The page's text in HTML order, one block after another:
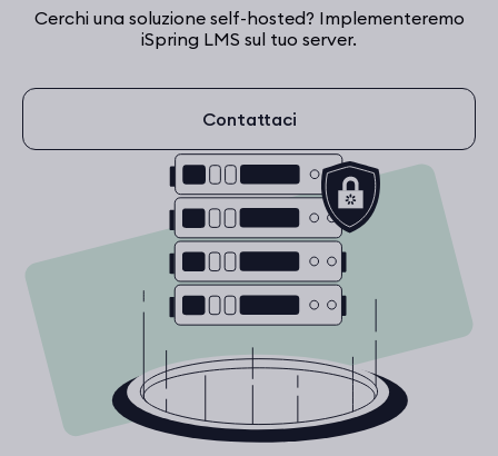
Cerchi una soluzione self-hosted? Implementeremo
iSpring LMS sul tuo server.
Contattaci